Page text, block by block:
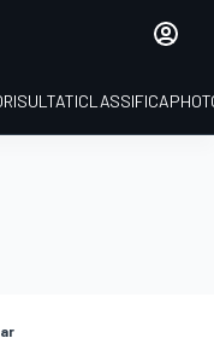
RISULTATICLASSIFICA